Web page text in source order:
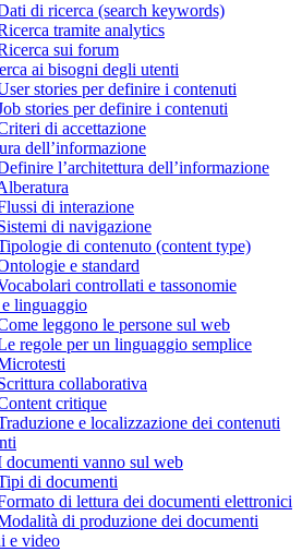
di ricerca (search keywords)
tramite analytics
sui forum
ai bisogni degli utenti
stories per definire i contenuti
stories per definire i contenuti
di accettazione
dell’informazione
l’architettura dell’informazione
di interazione
di navigazione
di contenuto (content type)
e standard
controllati e tassonomie
linguaggio
leggono le persone sul web
regole per un linguaggio semplice
collaborativa
critique
e localizzazione dei contenuti
documenti vanno sul web
di documenti
di lettura dei documenti elettronici
di produzione dei documenti
e video